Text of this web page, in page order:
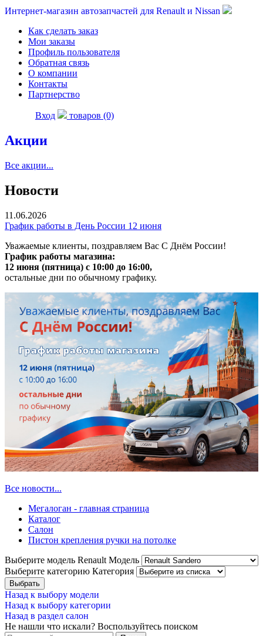
Интернет-магазин автозапчастей для Renault и Nissan
Как сделать заказ
Мои заказы
Профиль пользователя
Обратная связь
О компании
Контакты
Партнерство
Вход товаров (0)
Акции
Все акции...
Новости
11.06.2026
График работы в День России 12 июня
Уважаемые клиенты, поздравляем Вас С Днём России!
График работы магазина:
12 июня (пятница) с 10:00 до 16:00,
остальные дни по обычному графику.
Все новости...
Мегалоган - главная страница
Каталог
Салон
Пистон крепления ручки на потолке
Выберите модель Renault Модель
Выберите категорию Категория
Назад к выбору модели
Назад к выбору категории
Назад в раздел салон
Не нашли что искали? Воспользуйтесь поиском